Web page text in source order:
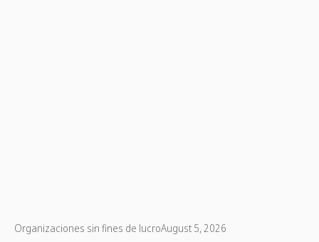
Organizaciones sin fines de lucroAugust 5, 2026